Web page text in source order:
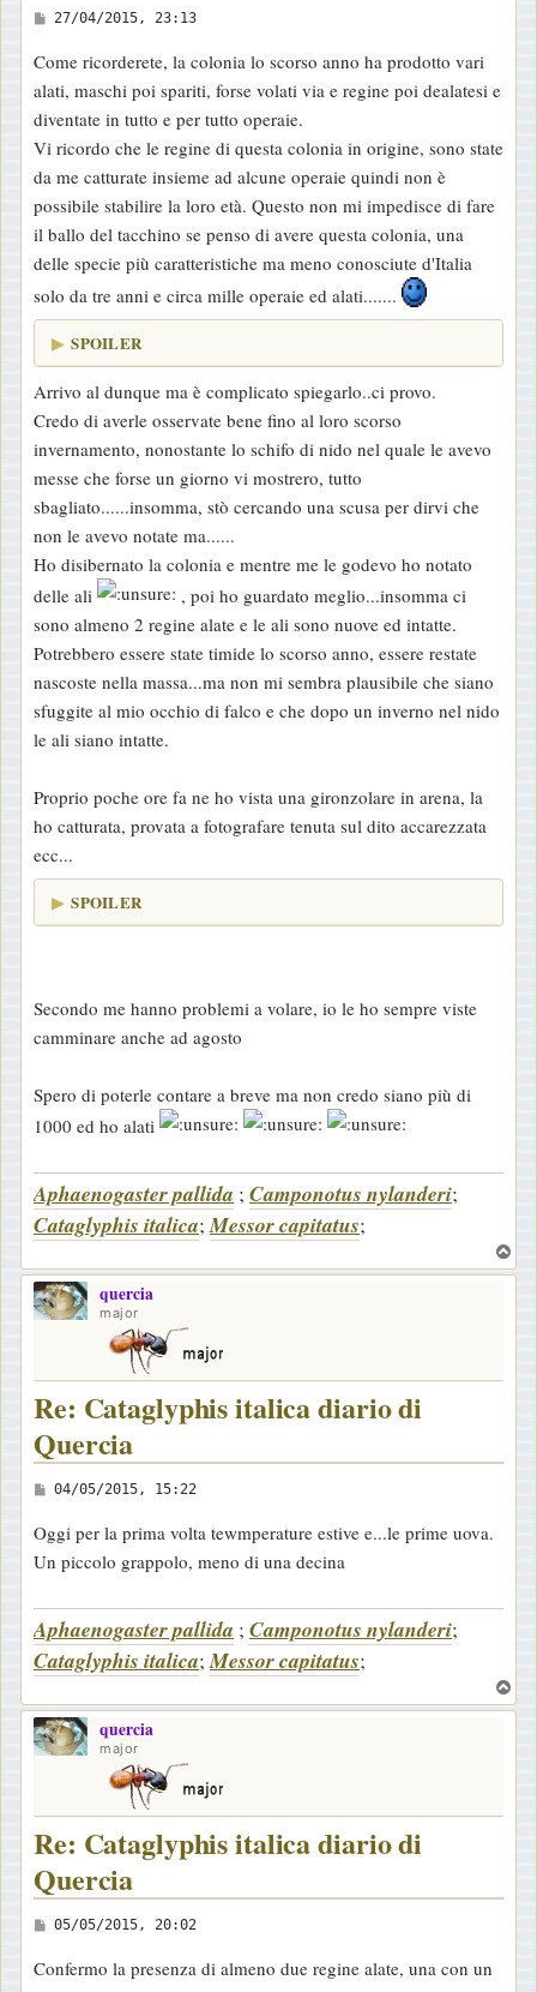
M
s
s
a
g
g
i
o
27/04/2015, 23:13
Come ricorderete, la colonia lo scorso anno ha prodotto vari
alati, maschi poi spariti, forse volati via e regine poi dealatesi e
diventate in tutto e per tutto operaie.
Vi ricordo che le regine di questa colonia in origine, sono state
da me catturate insieme ad alcune operaie quindi non è
possibile stabilire la loro età. Questo non mi impedisce di fare
il ballo del tacchino se penso di avere questa colonia, una
delle specie più caratteristiche ma meno conosciute d'Italia
solo da tre anni e circa mille operaie ed alati.......
SPOILER
Arrivo al dunque ma è complicato spiegarlo..ci provo.
Credo di averle osservate bene fino al loro scorso
invernamento, nonostante lo schifo di nido nel quale le avevo
messe che forse un giorno vi mostrero, tutto
sbagliato......insomma, stò cercando una scusa per dirvi che
non le avevo notate ma......
Ho disibernato la colonia e mentre me le godevo ho notato
delle ali
, poi ho guardato meglio...insomma ci
sono almeno 2 regine alate e le ali sono nuove ed intatte.
Potrebbero essere state timide lo scorso anno, essere restate
nascoste nella massa...ma non mi sembra plausibile che siano
sfuggite al mio occhio di falco e che dopo un inverno nel nido
le ali siano intatte.
Proprio poche ore fa ne ho vista una gironzolare in arena, la
ho catturata, provata a fotografare tenuta sul dito accarezzata
ecc...
SPOILER
Secondo me hanno problemi a volare, io le ho sempre viste
camminare anche ad agosto
Spero di poterle contare a breve ma non credo siano più di
1000 ed ho alati
Aphaenogaster pallida ; Camponotus nylanderi;
Cataglyphis italica; Messor capitatus;
o
quercia
major
Re: Cataglyphis italica diario di
Quercia
M
s
s
g
g
o
04/05/2015, 15:22
Oggi per la prima volta tewmperature estive e...le prime uova.
Un piccolo grappolo, meno di una decina
Aphaenogaster pallida ; Camponotus nylanderi;
Cataglyphis italica;Messor capitatus;
o
quercia
major
Re: Cataglyphis italica diario di
Quercia
M
s
05/05/2015, 20:02
Confermo la presenza di almeno due regine alate, una con un